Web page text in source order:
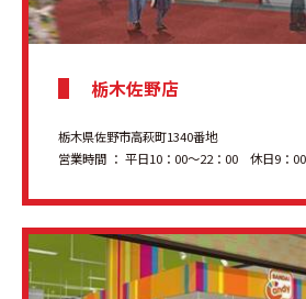
栃木佐野店
栃木県佐野市高萩町1340番地
営業時間 ： 平日10：00～22：00 休日9：